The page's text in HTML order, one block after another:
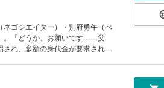
ゴシエイター）・別府勇午（べ
。「どうか、お願いです……父
れ、多額の身代金が要求される